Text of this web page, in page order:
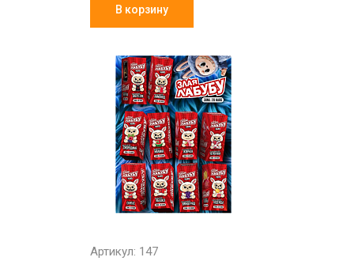
В корзину
Артикул: 147